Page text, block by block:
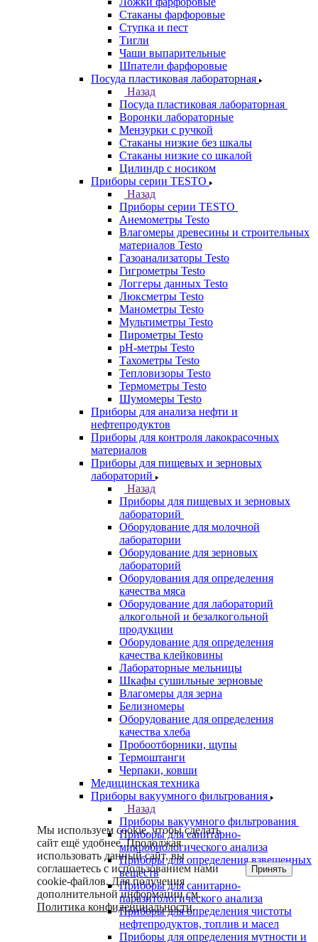
Стаканы фарфоровые
Ступка и пест
Тигли
Чаши выпарительные
Шпатели фарфоровые
Посуда пластиковая лабораторная
Назад
Посуда пластиковая лабораторная
Воронки лабораторные
Мензурки с ручкой
Стаканы низкие без шкалы
Стаканы низкие со шкалой
Цилиндр с носиком
Приборы серии TESTO
Назад
Приборы серии TESTO
Анемометры Testo
Влагомеры древесины и строительных
материалов Testo
Газоанализаторы Testo
Гигрометры Testo
Логгеры данных Testo
Люксметры Testo
Манометры Testo
Мультиметры Testo
Пирометры Testo
pH-метры Testo
Тахометры Testo
Тепловизоры Testo
Термометры Testo
Шумомеры Testo
Приборы для анализа нефти и
нефтепродуктов
Приборы для контроля лакокрасочных
материалов
Приборы для пищевых и зерновых
лабораторий
Назад
Приборы для пищевых и зерновых
лабораторий
Оборудование для молочной
лаборатории
Оборудование для зерновых
лабораторий
Оборудования для определения
качества мяса
Оборудование для лабораторий
алкогольной и безалкогольной
продукции
Оборудование для определения
качества клейковины
Лабораторные мельницы
Шкафы сушильные зерновые
Влагомеры для зерна
Белизномеры
Оборудование для определения
качества хлеба
Пробоотборники, щупы
Термоштанги
Черпаки, ковши
Медицинская техника
Приборы вакуумного фильтрования
Назад
Приборы вакуумного фильтрования
Приборы для санитарно-
микробиологического анализа
Приборы для определения взвешенных
веществ
Приборы для санитарно-
паразитологического анализа
Приборы для определения чистоты
нефтепродуктов, топлив и масел
Приборы для определения мутности и
Мы используем cookie, чтобы сделать
сайт ещё удобнее. Продолжая
использовать данный сайт, вы
соглашаетесь с использованием нами
cookie-файлов. Для получения
дополнительной информации см.
Политика конфиденциальности.
Принять